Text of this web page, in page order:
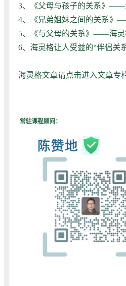
3、
《父母与孩子的关系》
4、
《兄弟姐妹之间的关系》
5、
《与父母的关系》——海
6、 海灵格让人受益的“伴侣关
海灵格文章请点击进入文章专
常驻课程顾问：